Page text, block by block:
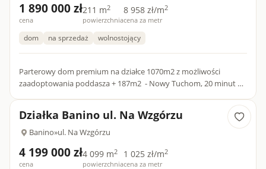
1 890 000 zł
cena
211 m2
powierzchnia
8 958 zł/m2
cena za metr
dom na sprzedaż wolnostojący
Parterowy dom premium na działce 1070m2 z możliwości
zaadoptowania poddasza + 187m2 - Nowy Tuchom, 20 minut od
Działka Banino ul. Na Wzgórzu
Banino»ul. Na Wzgórzu
4 199 000 zł
cena
4 099 m2
powierzchnia
1 025 zł/m2
cena za metr